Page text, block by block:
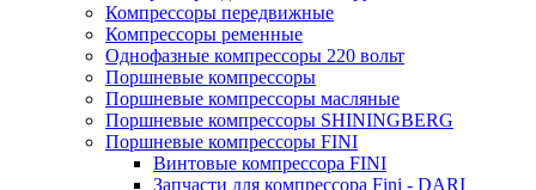
Компрессоры передвижные
Компрессоры ременные
Однофазные компрессоры 220 вольт
Поршневые компрессоры
Поршневые компрессоры масляные
Поршневые компрессоры SHININGBERG
Поршневые компрессоры FINI
Винтовые компрессора FINI
Запчасти для компрессора Fini - DARI